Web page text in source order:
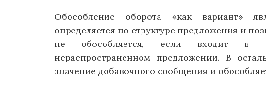
Обособление оборота «как вариант»
определяется по структуре предложения и
не обособляется, если входит в
нераспространенном предложении. В
значение добавочного сообщения и